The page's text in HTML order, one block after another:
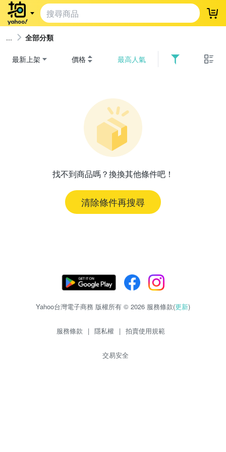
登
全部分類
最新上架 價格 最高人氣
找不到商品嗎？換換其他條件吧！
清除條件再搜尋
Yahoo台灣電子商務 版權所有 © 2026 服務條款(更新)
服務條款 | 隱私權 | 拍賣使用規範
交易安全